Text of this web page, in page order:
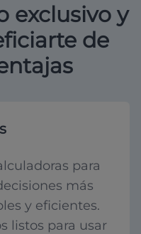
exclusivo y
de
para
más
y eficientes.
listos para usar